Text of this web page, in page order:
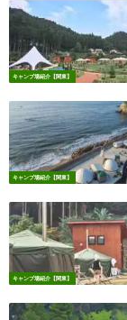
キャンプ場紹介【関東】
キャンプ場紹介【関東】
キャンプ場紹介【関東】